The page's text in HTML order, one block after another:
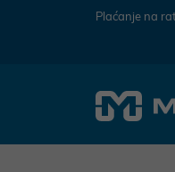
Plaćanje na